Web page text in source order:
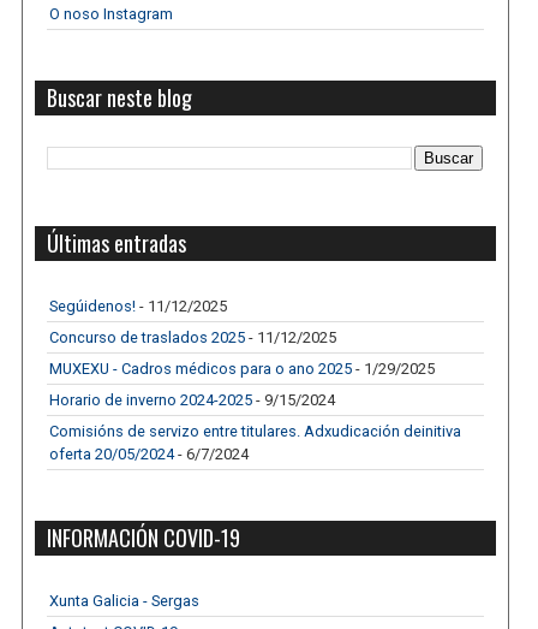
O noso Instagram
Buscar neste blog
Últimas entradas
Segúidenos! - 11/12/2025
Concurso de traslados 2025 - 11/12/2025
MUXEXU - Cadros médicos para o ano 2025 - 1/29/2025
Horario de inverno 2024-2025 - 9/15/2024
Comisións de servizo entre titulares. Adxudicación deinitiva
oferta 20/05/2024- 6/7/2024
INFORMACIÓN COVID-19
Xunta Galicia - Sergas